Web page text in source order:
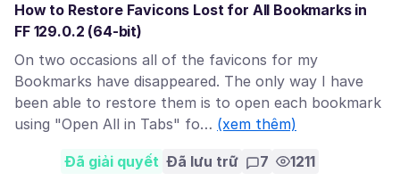
How to Restore Favicons Lost for All Bookmarks in
FF 129.0.2 (64-bit)
On two occasions all of the favicons for my
Bookmarks have disappeared. The only way I have
been able to restore them is to open each bookmark
using "Open All in Tabs" fo… (xem thêm)
Đã giải quyết Đã lưu trữ 7 1211